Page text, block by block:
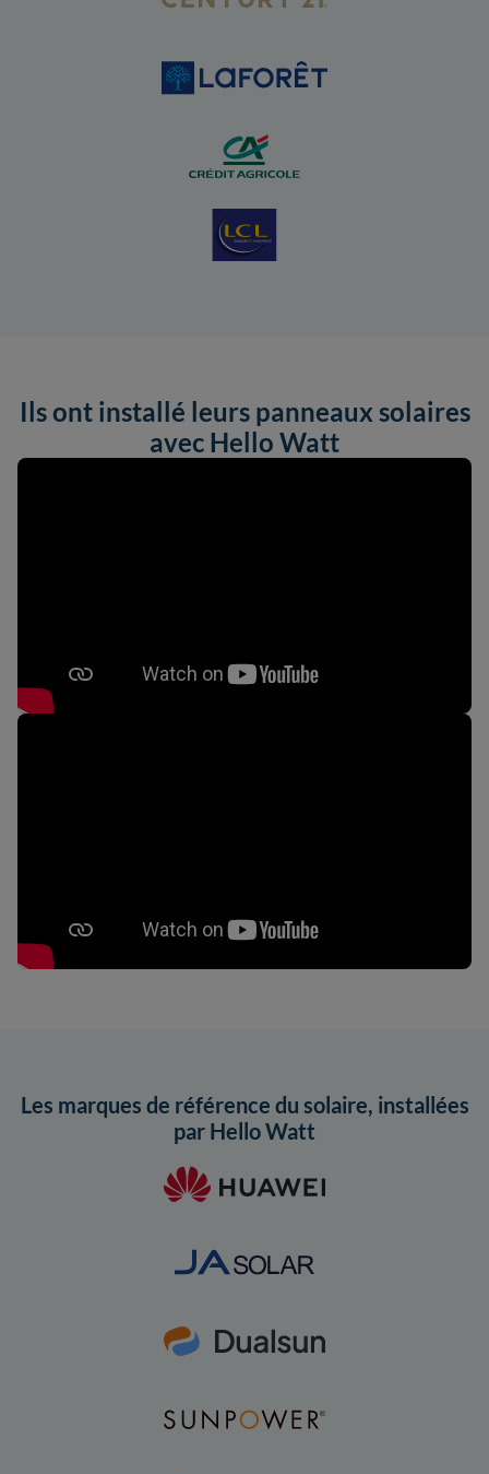
Ils ont installé leurs panneaux solaires
avec Hello Watt
Les marques de référence du solaire, installées
par Hello Watt